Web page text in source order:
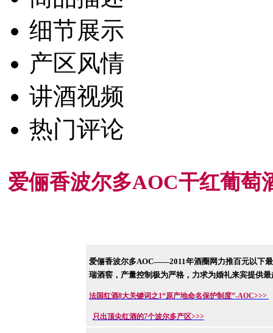
细节展示
产区风情
讲酒视频
热门评论
爱俪香波尔多AOC干红葡萄
爱俪香波尔多AOC——2011年酒圈网力推百元以下
瑞酒窖，产量控制极为严格，力求为婚礼来宾提供
法国红酒8大关键词之1“原产地命名保护制度”-AOC>>>
只出顶尖红酒的7个波尔多产区>>>